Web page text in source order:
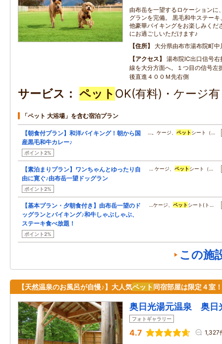
由布岳を一望するロケーションに
グランを完備。 黒毛和牛ステー
他豪華バイキングをお楽しみくだ
にお過ごしいただけます♪
住所
大分県由布市湯布院町中
アクセス
湯布院IC出口信号
線を大分方面へ。１つ目の信号左
後直進４００Ｍ先右側
サービス ペット OK(有料)・ケージ
「ペット 大浴場」を含む宿泊プラン
【朝食付プラン】和洋バイキング！朝から国
産黒毛和牛カレー♪
ポイント2%
…。ケージ、 ペット シート（…
【素泊まりプラン】ワンちゃんとゆったり自
由に寛ぐ♪由布岳一望ドッグラン
ポイント2%
… ケージ、ペット シート（…
【基本プラン・夕朝食付き】由布岳一望のド
ッグランとバイキング♪和牛しゃぶしゃぶ、
ステーキ食べ放題！
ポイント2%
…ケージ、 ペット シート(ト…
この施
【天然温泉のお風呂が自慢♪】大人気ペット同宿部屋は限定４室！
奥日光湯元温泉 奥日
フォトギャラリー
4.7 1,327